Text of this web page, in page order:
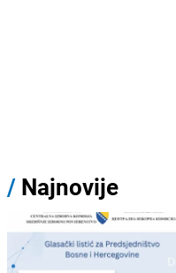
/ Najnovije